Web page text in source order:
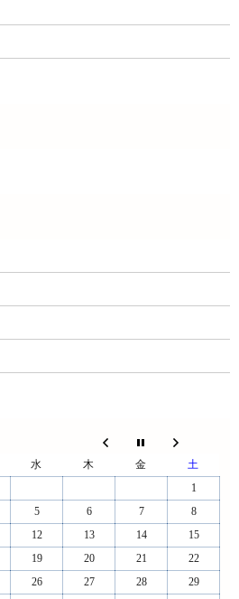
水 木 金
土
1
5 6 7
8
12 13 14
15
19 20 21
22
26 27 28
29